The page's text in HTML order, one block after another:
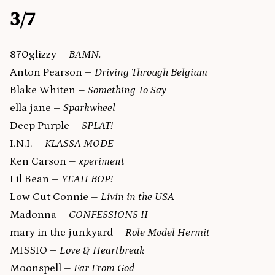
3/7
870glizzy – BAMN.
Anton Pearson – Driving Through Belgium
Blake Whiten – Something To Say
ella jane – Sparkwheel
Deep Purple – SPLAT!
I.N.I. – KLASSA MODE
Ken Carson – xperiment
Lil Bean – YEAH BOP!
Low Cut Connie – Livin in the USA
Madonna – CONFESSIONS II
mary in the junkyard – Role Model Hermit
MISSIO – Love & Heartbreak
Moonspell – Far From God